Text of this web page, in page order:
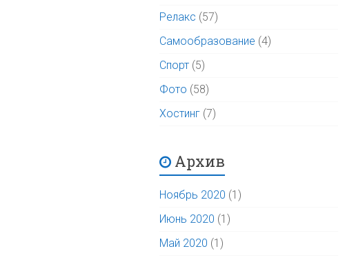
Релакс (57)
Самообразование (4)
Спорт (5)
Фото (58)
Хостинг (7)
Архив
Ноябрь 2020 (1)
Июнь 2020 (1)
Май 2020 (1)